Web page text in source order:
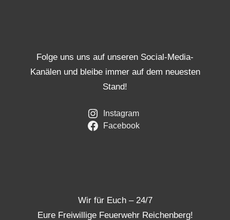
Folge uns uns auf unseren Social-Media-
Kanälen und bleibe immer auf dem neuesten
Stand!
Instagram
Facebook
Wir für Euch – 24/7
Eure Freiwillige Feuerwehr Reichenberg!